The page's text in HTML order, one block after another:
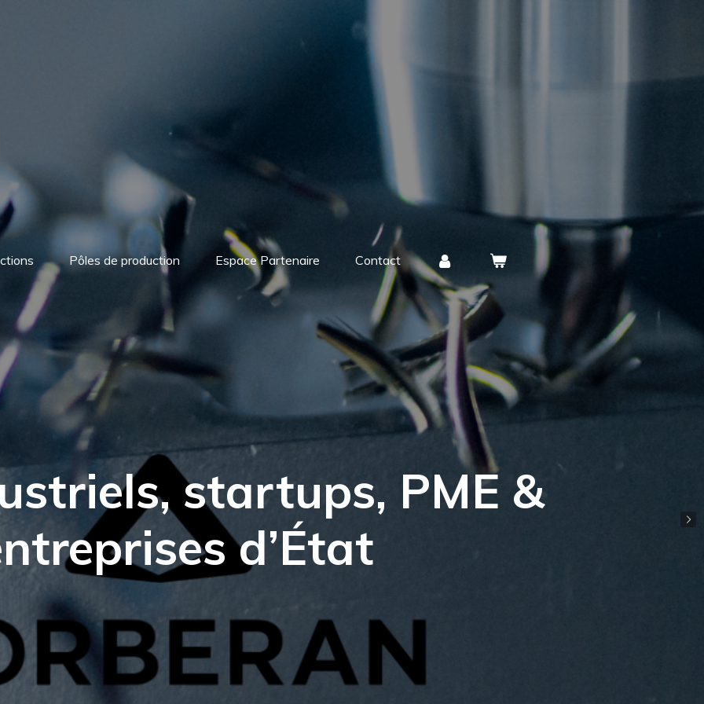
Pôles de production Espace Partenaire Contact
startups, PME &
d’État